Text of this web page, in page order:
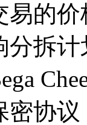
易的
分拆
密协